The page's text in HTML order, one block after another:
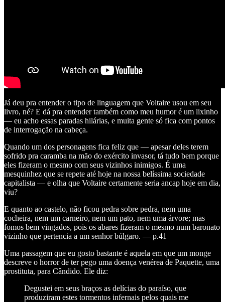
Já deu pra entender o tipo de linguagem que Voltaire usou em seu
livro, né? E dá pra entender também como meu humor é um lixinho
— eu acho essas paradas hilárias, e muita gente só fica com pontos
de interrogação na cabeça.
Quando um dos personagens fica feliz que — apesar deles terem
sofrido pra caramba na mão do exército invasor, tá tudo bem porque
eles fizeram o mesmo com seus vizinhos inimigos. É uma
mesquinhez que se repete até hoje na nossa belíssima sociedade
capitalista — e olha que Voltaire certamente seria ancap hoje em dia,
viu?
E quanto ao castelo, não ficou pedra sobre pedra, nem uma
cocheira, nem um carneiro, nem um pato, nem uma árvore; mas
fomos bem vingados, pois os abares fizeram o mesmo num baronato
vizinho que pertencia a um senhor búlgaro. — p.41
Uma passagem que eu gosto bastante é aquela em que um monge
descreve o horror de ter pego uma doença venérea de Paquette, uma
prostituta, para Cândido. Ele diz:
Degustei em seus braços as delícias do paraíso, que
produziram estes tormentos infernais pelos quais me